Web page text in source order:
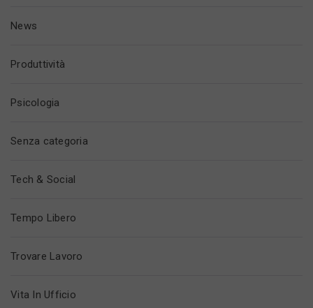
News
Produttività
Psicologia
Senza categoria
Tech & Social
Tempo Libero
Trovare Lavoro
Vita In Ufficio